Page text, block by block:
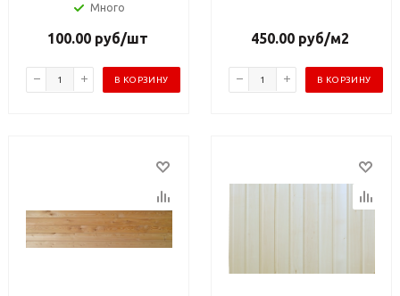
Много
100.00руб/шт
В КОРЗИНУ
450.00 руб/м2
В КОРЗИНУ